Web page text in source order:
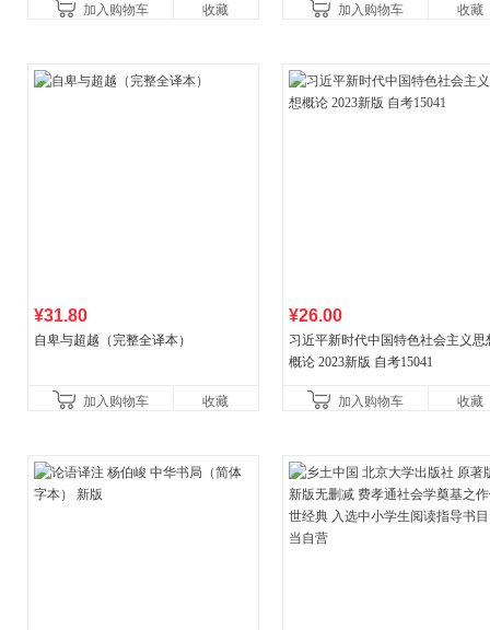
加入购物车 收藏 加入购物车 收藏
¥31.80
自卑与超越（完整全译本）
加入购物车 收藏
¥26.00
习近平新时代中国特色社会主义思
概论 2023新版 自考15041
加入购物车 收藏